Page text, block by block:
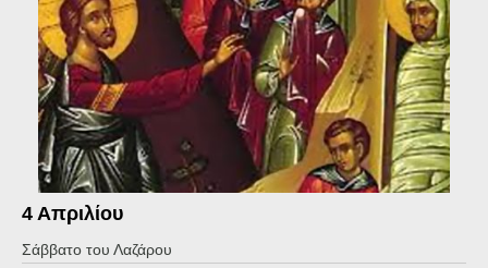
4 Απριλίου
Σάββατο του Λαζάρου